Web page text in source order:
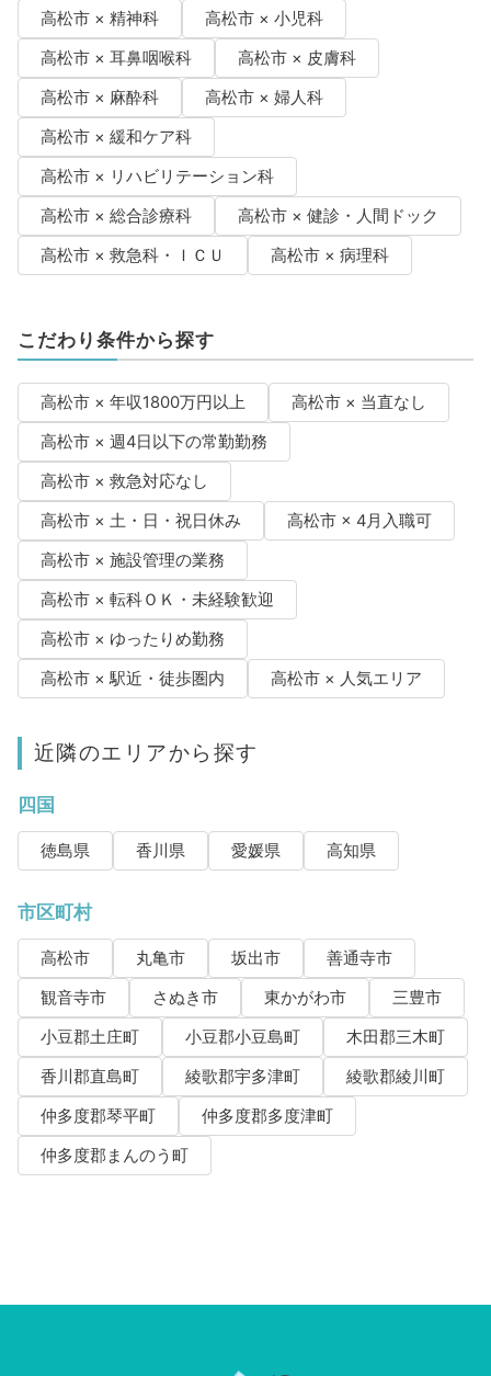
高松市 × 精神科
高松市 × 小児科
高松市 × 耳鼻咽喉科
高松市 × 皮膚科
高松市 × 麻酔科
高松市 × 婦人科
高松市 × 緩和ケア科
高松市 × リハビリテーション科
高松市 × 総合診療科
高松市 × 健診・人間ドック
高松市 × 救急科・ＩＣＵ
高松市 × 病理科
こだわり条件から探す
高松市 × 年収1800万円以上
高松市 × 当直なし
高松市 × 週4日以下の常勤勤務
高松市 × 救急対応なし
高松市 × 土・日・祝日休み
高松市 × 4月入職可
高松市 × 施設管理の業務
高松市 × 転科ＯＫ・未経験歓迎
高松市 × ゆったりめ勤務
高松市 × 駅近・徒歩圏内
高松市 × 人気エリア
近隣のエリアから探す
四国
徳島県 香川県 愛媛県 高知県
市区町村
高松市 丸亀市 坂出市
善通寺市
観音寺市
さぬき市 東かがわ市
三豊市
小豆郡土庄町
小豆郡小豆島町
木田郡三木町
香川郡直島町
綾歌郡宇多津町
綾歌郡綾川町
仲多度郡琴平町
仲多度郡多度津町
仲多度郡まんのう町